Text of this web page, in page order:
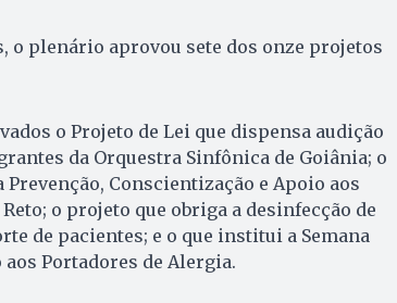
o plenário aprovou sete dos onze projetos
o Projeto de Lei que dispensa audição
da Orquestra Sinfônica de Goiânia; o
Conscientização e Apoio aos
o projeto que obriga a desinfecção de
de pacientes; e o que institui a Semana
Portadores de Alergia.